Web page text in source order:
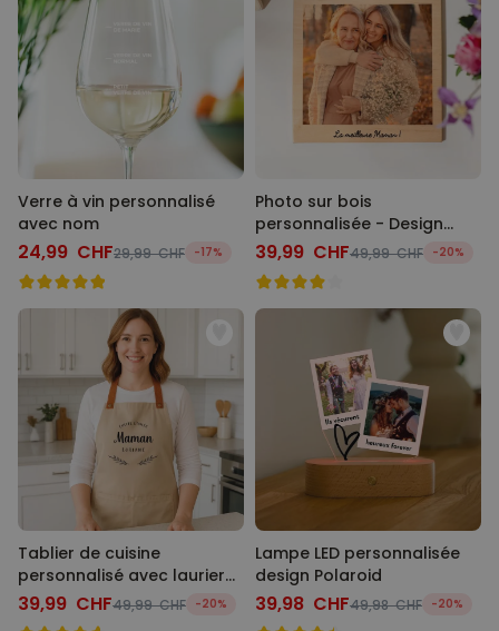
Verre à vin personnalisé
avec nom
24,99 CHF29,99 CHF -17%
Photo sur bois
personnalisée - Design
Polaroid
39,99 CHF49,99 CHF -20%
Tablier de cuisine
personnalisé avec laurier
et texte
39,99 CHF49,99 CHF -20%
Lampe LED personnalisée
design Polaroid
39,98 CHF49,98 CHF -20%